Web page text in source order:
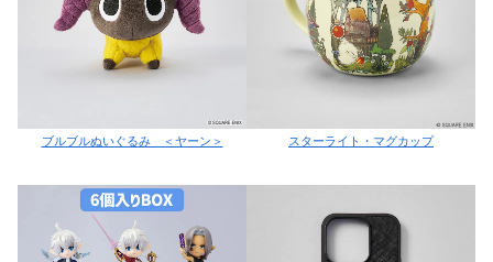
ブルブルぬいぐるみ ＜ヤーン＞ スターライト・マグカップ